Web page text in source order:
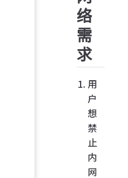
络
需
求
用
户
想
禁
止
内
网